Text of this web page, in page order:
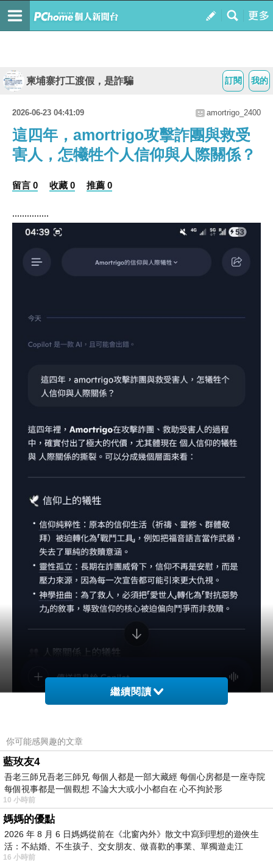
我的
訂閱
柬埔寨打工渡假，是詐騙
2026-06-23 04:41:09 amortrigo_2400
這四年，amortrigo攻擊詐團與救受
害人，怎犧牲个人信仰與人際關係？
留言 0 收藏 0 推薦 0
...............
繼續閱讀
你可能感興趣的文章
藍玫友4
吾老三師兄吾老三師兄 每個人都是一部大藏經 每個心房都是一座寺院
每個視事都是一個觀想 不論大大或小小都自在 心不拘於形
10 小時前
媽媽的優點
2026 年 8 月 6 日媽媽從前在《北窗內外》散文中寫到理想的遊俠生
活：不結婚、不生孩子、交女朋友、做喜歡的事業、單獨遊走江
湖⋯⋯，
16 小時前